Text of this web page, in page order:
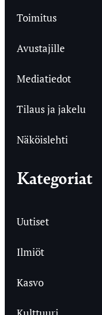
Toimitus
Avustajille
Mediatiedot
Tilaus ja jakelu
Näköislehti
Kategoriat
Uutiset
Ilmiöt
Kasvo